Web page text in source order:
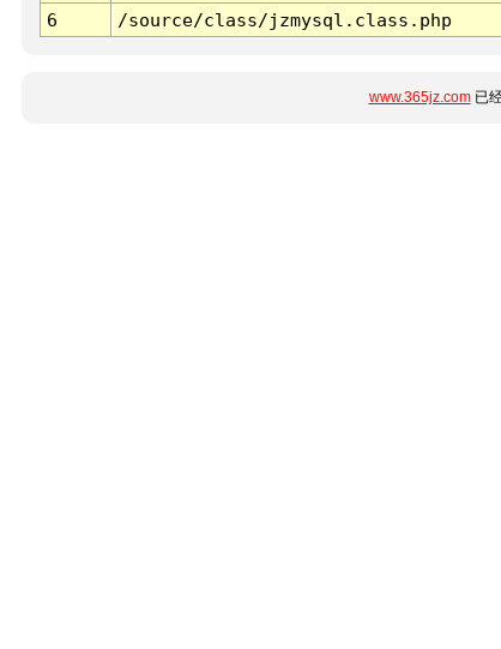
6
/source/class/jzmysql.class.php
www.365jz.com已